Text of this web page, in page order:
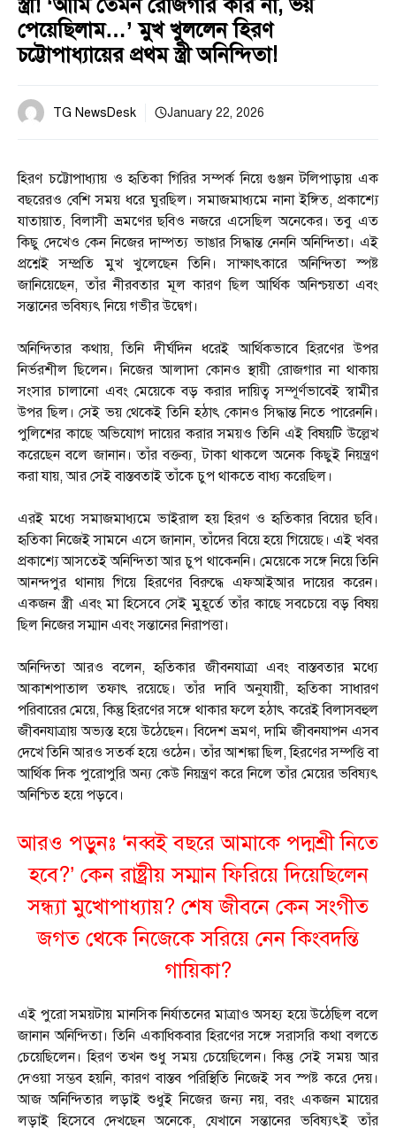
স্ত্রী! ‘আমি তেমন রোজগার করি না, ভয়
পেয়েছিলাম…’ মুখ খুললেন হিরণ
চট্টোপাধ্যায়ের প্রথম স্ত্রী অনিন্দিতা!
TG NewsDesk January 22, 2026
হিরণ চট্টোপাধ্যায় ও হৃতিকা গিরির সম্পর্ক নিয়ে গুঞ্জন টলিপাড়ায় এক
বছরেরও বেশি সময় ধরে ঘুরছিল। সমাজমাধ্যমে নানা ইঙ্গিত, প্রকাশ্যে
যাতায়াত, বিলাসী ভ্রমণের ছবিও নজরে এসেছিল অনেকের। তবু এত
কিছু দেখেও কেন নিজের দাম্পত্য ভাঙার সিদ্ধান্ত নেননি অনিন্দিতা। এই
প্রশ্নেই সম্প্রতি মুখ খুলেছেন তিনি। সাক্ষাৎকারে অনিন্দিতা স্পষ্ট
জানিয়েছেন, তাঁর নীরবতার মূল কারণ ছিল আর্থিক অনিশ্চয়তা এবং
সন্তানের ভবিষ্যৎ নিয়ে গভীর উদ্বেগ।
অনিন্দিতার কথায়, তিনি দীর্ঘদিন ধরেই আর্থিকভাবে হিরণের উপর
নির্ভরশীল ছিলেন। নিজের আলাদা কোনও স্থায়ী রোজগার না থাকায়
সংসার চালানো এবং মেয়েকে বড় করার দায়িত্ব সম্পূর্ণভাবেই স্বামীর
উপর ছিল। সেই ভয় থেকেই তিনি হঠাৎ কোনও সিদ্ধান্ত নিতে পারেননি।
পুলিশের কাছে অভিযোগ দায়ের করার সময়ও তিনি এই বিষয়টি উল্লেখ
করেছেন বলে জানান। তাঁর বক্তব্য, টাকা থাকলে অনেক কিছুই নিয়ন্ত্রণ
করা যায়, আর সেই বাস্তবতাই তাঁকে চুপ থাকতে বাধ্য করেছিল।
এরই মধ্যে সমাজমাধ্যমে ভাইরাল হয় হিরণ ও হৃতিকার বিয়ের ছবি।
হৃতিকা নিজেই সামনে এসে জানান, তাঁদের বিয়ে হয়ে গিয়েছে। এই খবর
প্রকাশ্যে আসতেই অনিন্দিতা আর চুপ থাকেননি। মেয়েকে সঙ্গে নিয়ে তিনি
আনন্দপুর থানায় গিয়ে হিরণের বিরুদ্ধে এফআইআর দায়ের করেন।
একজন স্ত্রী এবং মা হিসেবে সেই মুহূর্তে তাঁর কাছে সবচেয়ে বড় বিষয়
ছিল নিজের সম্মান এবং সন্তানের নিরাপত্তা।
অনিন্দিতা আরও বলেন, হৃতিকার জীবনযাত্রা এবং বাস্তবতার মধ্যে
আকাশপাতাল তফাৎ রয়েছে। তাঁর দাবি অনুযায়ী, হৃতিকা সাধারণ
পরিবারের মেয়ে, কিন্তু হিরণের সঙ্গে থাকার ফলে হঠাৎ করেই বিলাসবহুল
জীবনযাত্রায় অভ্যস্ত হয়ে উঠেছেন। বিদেশ ভ্রমণ, দামি জীবনযাপন এসব
দেখে তিনি আরও সতর্ক হয়ে ওঠেন। তাঁর আশঙ্কা ছিল, হিরণের সম্পত্তি বা
আর্থিক দিক পুরোপুরি অন্য কেউ নিয়ন্ত্রণ করে নিলে তাঁর মেয়ের ভবিষ্যৎ
অনিশ্চিত হয়ে পড়বে।
আরও পড়ুনঃ ‘নব্বই বছরে আমাকে পদ্মশ্রী নিতে
হবে?’ কেন রাষ্ট্রীয় সম্মান ফিরিয়ে দিয়েছিলেন
সন্ধ্যা মুখোপাধ্যায়? শেষ জীবনে কেন সংগীত
জগত থেকে নিজেকে সরিয়ে নেন কিংবদন্তি
গায়িকা?
এই পুরো সময়টায় মানসিক নির্যাতনের মাত্রাও অসহ্য হয়ে উঠেছিল বলে
জানান অনিন্দিতা। তিনি একাধিকবার হিরণের সঙ্গে সরাসরি কথা বলতে
চেয়েছিলেন। হিরণ তখন শুধু সময় চেয়েছিলেন। কিন্তু সেই সময় আর
দেওয়া সম্ভব হয়নি, কারণ বাস্তব পরিস্থিতি নিজেই সব স্পষ্ট করে দেয়।
আজ অনিন্দিতার লড়াই শুধুই নিজের জন্য নয়, বরং একজন মায়ের
লড়াই হিসেবে দেখছেন অনেকে, যেখানে সন্তানের ভবিষ্যৎই তাঁর